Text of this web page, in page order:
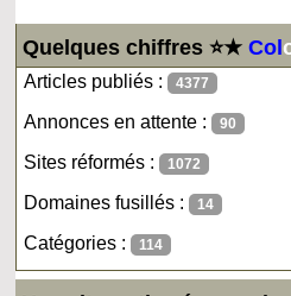
Quelques chiffres ⭐★Col
Articles publiés : 4377
Annonces en attente : 90
Sites réformés : 1072
Domaines fusillés : 14
Catégories : 114